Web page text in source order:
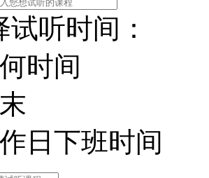
听时间：
时间
日下班时间